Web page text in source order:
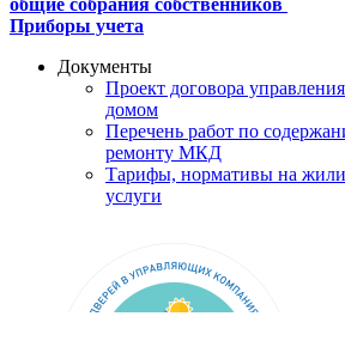
общие собрания собственников
Приборы учета
Документы
Проект договора
домом
Перечень работ по
ремонту МКД
Тарифы, нормативы на
услуги